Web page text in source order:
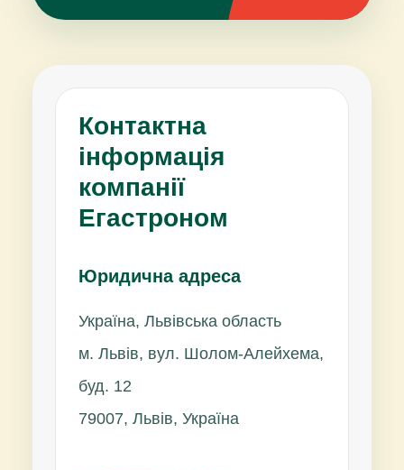
Контактна
інформація
компанії
Егастроном
Юридична адреса
Україна, Львівська область
м. Львів, вул. Шолом-Алейхема,
буд. 12
79007, Львів, Україна